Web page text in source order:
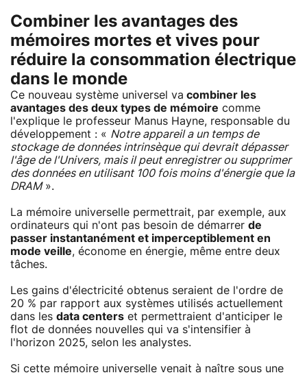
Combiner les avantages des
mémoires mortes et vives pour
réduire la consommation électrique
dans le monde
Ce nouveau système universel va combiner les
avantages des deux types de mémoire comme
l'explique le professeur Manus Hayne, responsable du
développement : « Notre appareil a un temps de
stockage de données intrinsèque qui devrait dépasser
l'âge de l'Univers, mais il peut enregistrer ou supprimer
des données en utilisant 100 fois moins d'énergie que la
DRAM».
La mémoire universelle permettrait, par exemple, aux
ordinateurs qui n'ont pas besoin de démarrer de
passer instantanément et imperceptiblement en
mode veille, économe en énergie, même entre deux
tâches.
Les gains d'électricité obtenus seraient de l'ordre de
20 % par rapport aux systèmes utilisés actuellement
dans les data centers et permettraient d'anticiper le
flot de données nouvelles qui va s'intensifier à
l'horizon 2025, selon les analystes.
Si cette mémoire universelle venait à naître sous une